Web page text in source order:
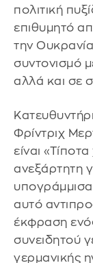
πολιτική
επιθυμητό
την
συντονισμό
αλλά και σε
Φρίντριχ
είναι
ανεξάρτητη
αυτό
έκφραση
συνειδητού
γερμανικής